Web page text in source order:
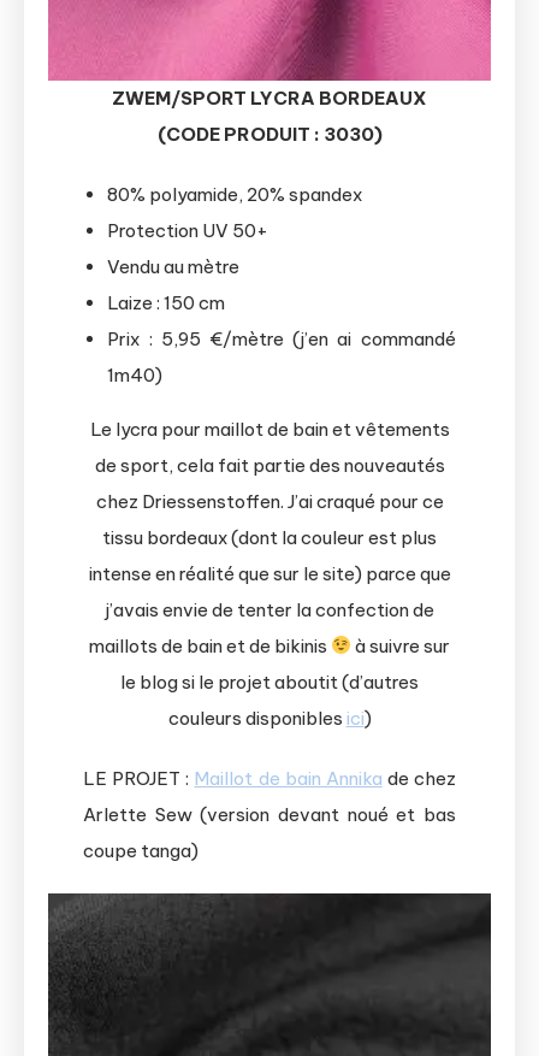
ZWEM/SPORT LYCRA BORDEAUX
(CODE PRODUIT : 3030)
80% polyamide, 20% spandex
Protection UV 50+
Vendu au mètre
Laize : 150 cm
Prix : 5,95 €/mètre (j’en ai commandé
1m40)
Le lycra pour maillot de bain et vêtements
de sport, cela fait partie des nouveautés
chez Driessenstoffen. J’ai craqué pour ce
tissu bordeaux (dont la couleur est plus
intense en réalité que sur le site) parce que
j’avais envie de tenter la confection de
maillots de bain et de bikinis
à suivre sur
le blog si le projet aboutit (d’autres
couleurs disponibles ici)
LE PROJET : Maillot de bain Annika de chez
Arlette Sew (version devant noué et bas
coupe tanga)